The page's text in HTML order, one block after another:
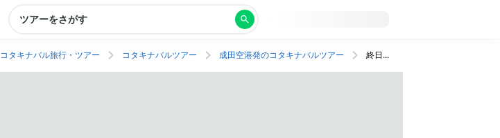
ツアーをさがす
コタキナバル旅行・ツアー コタキナバルツアー 成田空港発のコタキナバルツアー 終日営業のレストランも魅力！市内中心部の好立地な老舗ホテルにステイ。往復送迎つき